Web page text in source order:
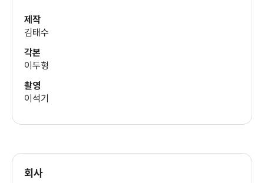
제작
김태수
각본
이두형
촬영
이석기
회사